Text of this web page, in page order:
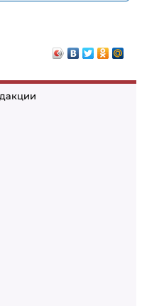
в Российской
Федерации по